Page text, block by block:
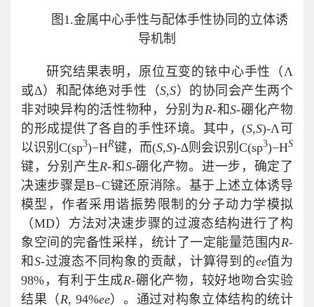
图1.金属中心手性与配体手性协同的立体诱
导机制
研究结果表明，原位互变的铱中心手性（Λ
或Δ）和配体绝对手性（S,S）的协同会产生两个
非对映异构的活性物种，分别为R-和S-硼化产物
的形成提供了各自的手性环境。其中，(S,S)-Λ可
以识别C(sp3)−HR键，而(S,S)-∆则会识别C(sp3)−HS
键，分别产生R-和 S-硼化产物。进一步，确定了
决速步骤是B−C键还原消除。基于上述立体诱导
模型，作者采用谐振势限制的分子动力学模拟
（MD）方法对决速步骤的过渡态结构进行了构
象空间的完备性采样，统计了一定能量范围内R-
和 S-过渡态不同构象的贡献，计算得到的ee值为
98%，有利于生成R-硼化产物，较好地吻合实验
结果（R, 94%ee）。通过对构象立体结构的统计